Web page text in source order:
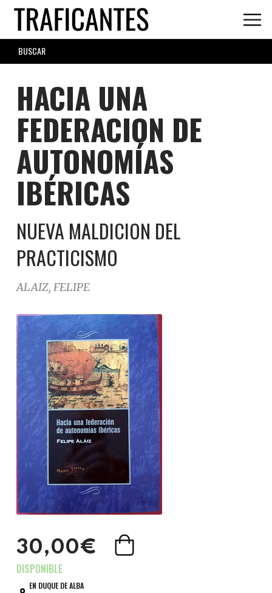
Skip
main
content
SEARCH
FORM
HACIA UNA
FEDERACION DE
AUTONOMÍAS
IBÉRICAS
NUEVA MALDICION DEL
PRACTICISMO
ALAIZ, FELIPE
30,00€
EN DUQUE DE ALBA